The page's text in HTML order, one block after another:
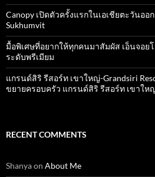
Canopy เปิดตัวครั้งแรกในเอเชียตะวันออ
Sukhumvit
มื้อพิเศษที่อยากให้ทุกคนมาสัมผัส เอ็นจอย
ระดับพรีเมียม
แกรนด์สิริ​ รีสอร์ท​ เขาใหญ่​-Grandsiri​
ขยายครอบครัว แกรนด์สิริ รีสอร์ท เขาใ
RECENT COMMENTS
Shanyaon About Me